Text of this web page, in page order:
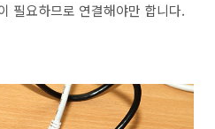
필요하므로 연결해야만 합니다.